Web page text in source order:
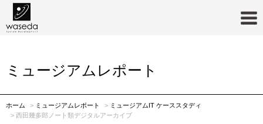
ミュージアムIT ケーススタディ
ミュージアムレポート
ホーム ミュージアムレポート
ミュージアムIT ケーススタディ
西田幾多郎ノート類デジタルアーカイブ